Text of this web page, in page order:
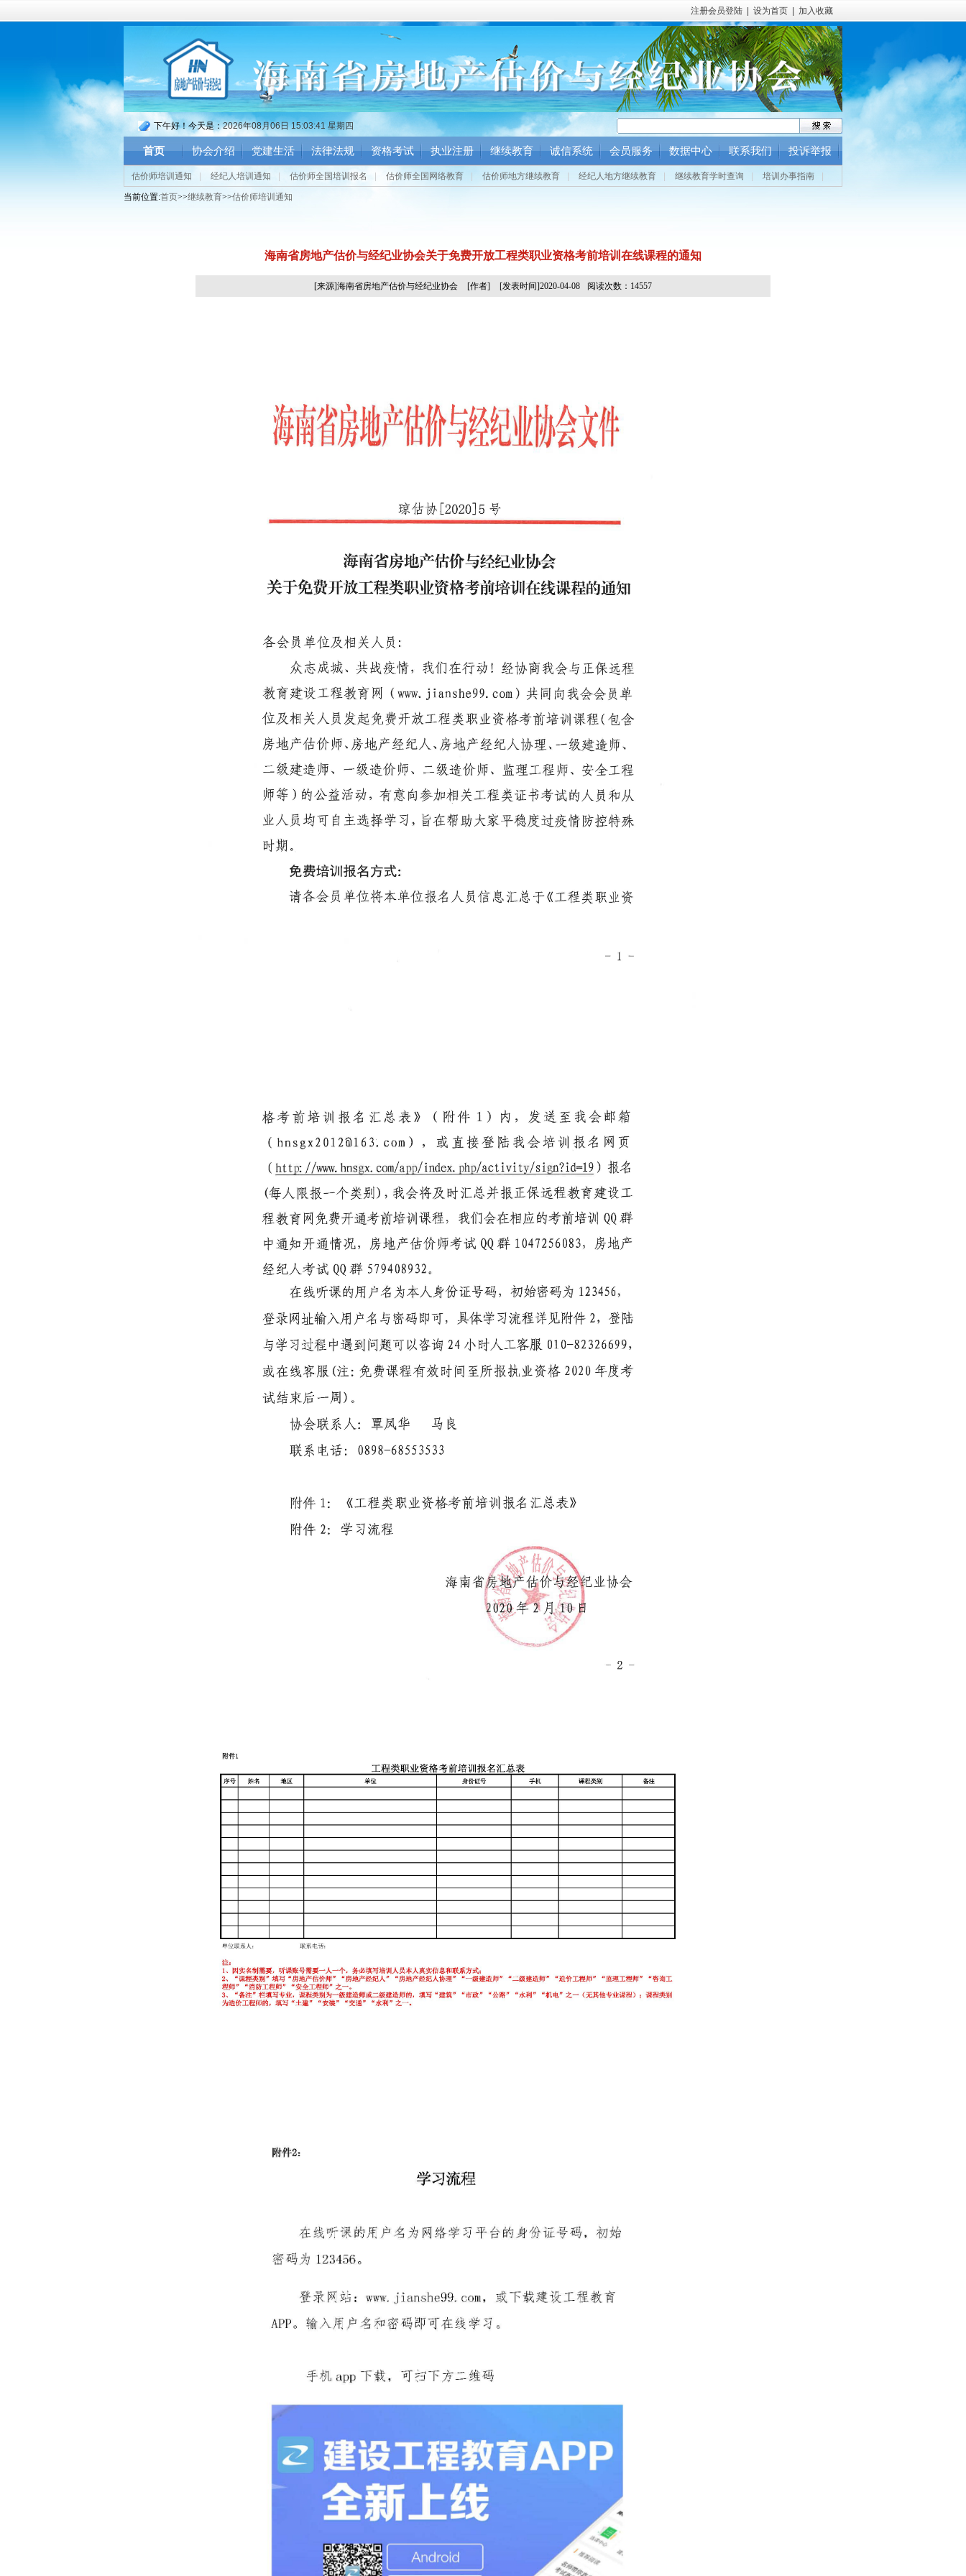
注册会员登陆 设为首页 加入收藏
下午好！今天是：2026年08月06日 15:03:42 星期四
首页 协会介绍 党建生活 法律法规 资格考试 执业注册 继续教育 诚信系统 会员服务 数据中心 联系我们 投诉举报
估价师培训通知 经纪人培训通知 估价师全国培训报名 估价师全国网络教育 估价师地方继续教育 经纪人地方继续教育 继续教育学时查询 培训办事指南
当前位置:首页>>继续教育>>估价师培训通知
海南省房地产估价与经纪业协会关于免费开放工程类职业资格考前培训在线课程的通知
[来源]海南省房地产估价与经纪业协会 [作者] [发表时间]2020-04-08 阅读次数：14557